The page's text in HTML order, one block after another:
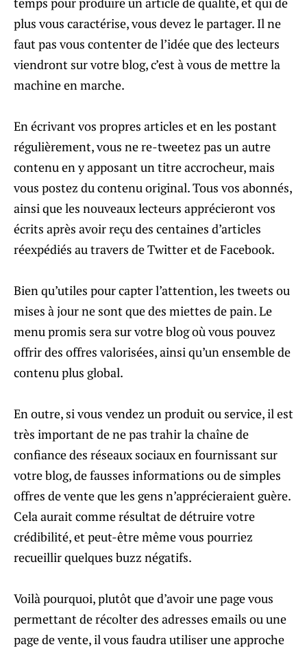
plus vous caractérise, vous devez le partager. Il ne
faut pas vous contenter de l’idée que des lecteurs
viendront sur votre blog, c’est à vous de mettre la
machine en marche.
En écrivant vos propres articles et en les postant
régulièrement, vous ne re-tweetez pas un autre
contenu en y apposant un titre accrocheur, mais
vous postez du contenu original. Tous vos abonnés,
ainsi que les nouveaux lecteurs apprécieront vos
écrits après avoir reçu des centaines d’articles
réexpédiés au travers de Twitter et de Facebook.
Bien qu’utiles pour capter l’attention, les tweets ou
mises à jour ne sont que des miettes de pain. Le
menu promis sera sur votre blog où vous pouvez
offrir des offres valorisées, ainsi qu’un ensemble de
contenu plus global.
En outre, si vous vendez un produit ou service, il est
très important de ne pas trahir la chaîne de
confiance des réseaux sociaux en fournissant sur
votre blog, de fausses informations ou de simples
offres de vente que les gens n’apprécieraient guère.
Cela aurait comme résultat de détruire votre
crédibilité, et peut-être même vous pourriez
recueillir quelques buzz négatifs.
Voilà pourquoi, plutôt que d’avoir une page vous
permettant de récolter des adresses emails ou une
page de vente, il vous faudra utiliser une approche